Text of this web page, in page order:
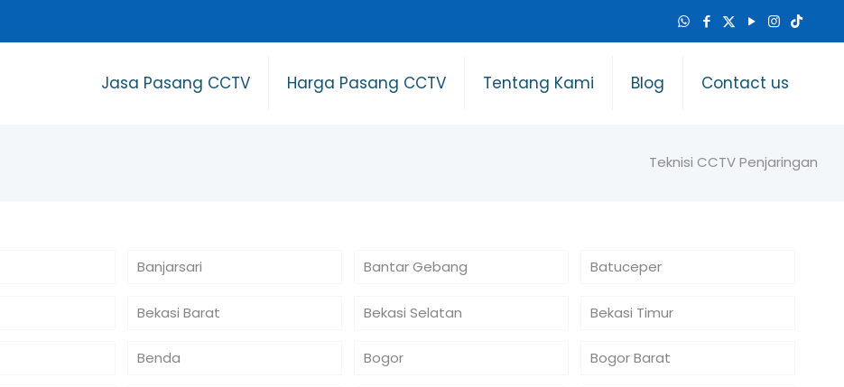
Jasa Pasang CCTV Harga Pasang CCTV Tentang Kami Blog Contact us
Teknisi CCTV Penjaringan
Banjarsari Bantar Gebang Batuceper
Bekasi Barat Bekasi Selatan Bekasi Timur
Benda Bogor Bogor Barat